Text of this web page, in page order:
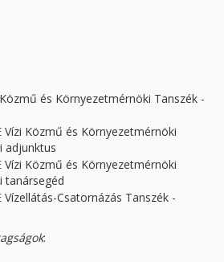
és Környezetmérnöki Tanszék -
Vízi Közmű és Környezetmérnöki
adjunktus
Vízi Közmű és Környezetmérnöki
tanársegéd
Csatornázás Tanszék -
: